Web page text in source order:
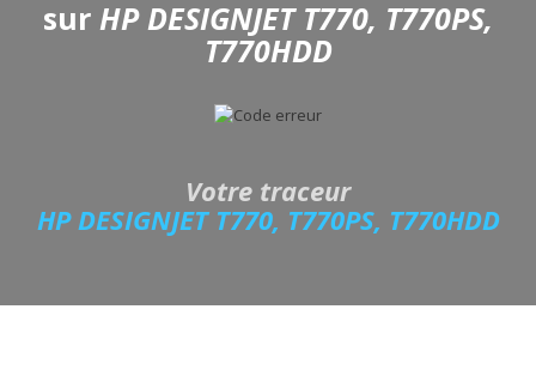
sur HP DESIGNJET T770, T770PS,
T770HDD
Votre traceur
HP DESIGNJET T770, T770PS, T770HDD